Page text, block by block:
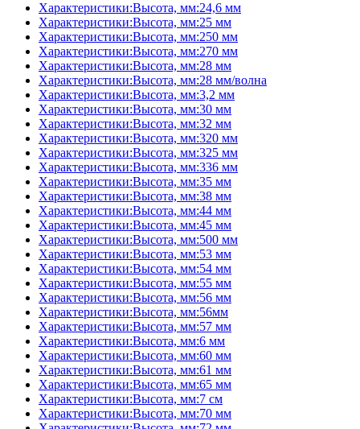
Характеристики:Высота, мм:24,6 мм
Характеристики:Высота, мм:25 мм
Характеристики:Высота, мм:250 мм
Характеристики:Высота, мм:270 мм
Характеристики:Высота, мм:28 мм
Характеристики:Высота, мм:28 мм/волна
Характеристики:Высота, мм:3,2 мм
Характеристики:Высота, мм:30 мм
Характеристики:Высота, мм:32 мм
Характеристики:Высота, мм:320 мм
Характеристики:Высота, мм:325 мм
Характеристики:Высота, мм:336 мм
Характеристики:Высота, мм:35 мм
Характеристики:Высота, мм:38 мм
Характеристики:Высота, мм:44 мм
Характеристики:Высота, мм:45 мм
Характеристики:Высота, мм:500 мм
Характеристики:Высота, мм:53 мм
Характеристики:Высота, мм:54 мм
Характеристики:Высота, мм:55 мм
Характеристики:Высота, мм:56 мм
Характеристики:Высота, мм:56мм
Характеристики:Высота, мм:57 мм
Характеристики:Высота, мм:6 мм
Характеристики:Высота, мм:60 мм
Характеристики:Высота, мм:61 мм
Характеристики:Высота, мм:65 мм
Характеристики:Высота, мм:7 см
Характеристики:Высота, мм:70 мм